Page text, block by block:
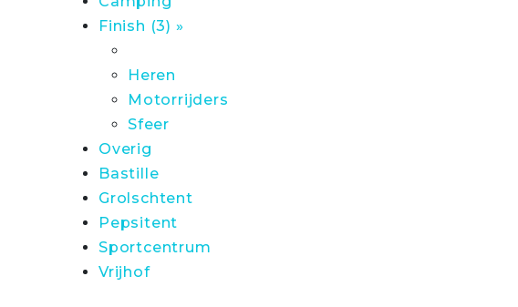
Finish (3) »
Heren
Motorrijders
Sfeer
Overig
Bastille
Grolschtent
Pepsitent
Sportcentrum
Vrijhof